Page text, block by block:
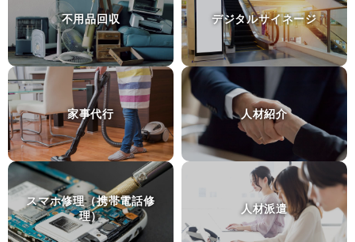
群馬県前橋市
探偵事務所・興信所
いじめ加害者の住所特定
神奈川県横浜市
土地家屋調査士
建物表題登記
愛知県豊田市
ピアノ運送
サイレントピアノの距離１０分の運送
東京都台東区
不用品回収
家事代行
スマホ修理（携帯電話修
理）
デジタルサイネージ
人材紹介
人材派遣